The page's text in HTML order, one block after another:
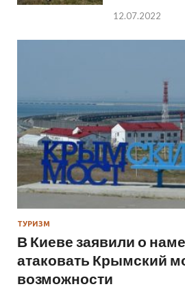
12.07.2022
ТУРИЗМ
В Киеве заявили о
атаковать Крымский
возможности